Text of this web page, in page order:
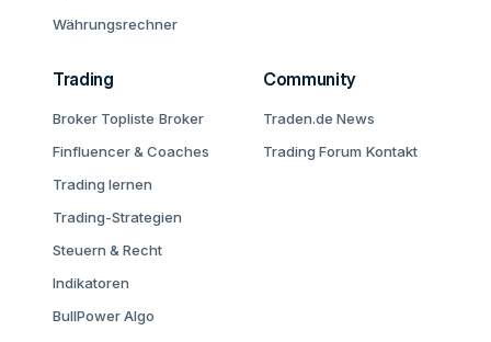
Währungsrechner
Trading
Broker Topliste Broker
Finfluencer & Coaches
Trading lernen
Trading-Strategien
Steuern & Recht
Indikatoren
BullPower Algo
Community
Traden.de News
Trading Forum Kontakt